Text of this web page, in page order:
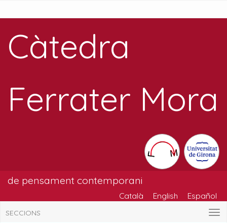
Càtedra
Ferrater Mora
de pensament contemporani
Català English Español
SECCIONS